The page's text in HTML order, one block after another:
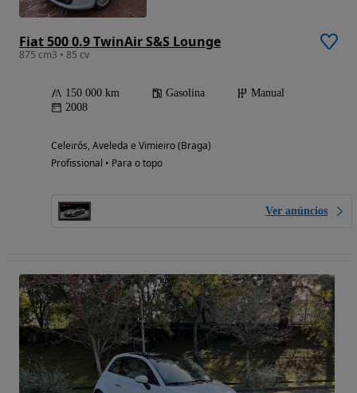
Fiat 500 0.9 TwinAir S&S Lounge
875 cm3 • 85 cv
150 000 km Gasolina
Manual
2008
Celeirós, Aveleda e Vimieiro (Braga)
Profissional • Para o topo
Ver anúncios